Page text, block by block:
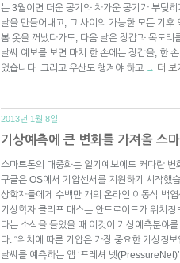
는 3월이면 더운 공기와 차가운 공기가 부딪
날을 만들어내고, 그 사이의 가능한 모든 기
봄 옷을 꺼냈다가도, 다음 날은 장갑과 목도리
날씨 예보를 보면 마치 한 손에는 장갑을, 한
었습니다. 그리고 우산도 챙겨야 하고 → 더 보
2013년 1월 8일.
기상예측에 큰 변화를 가져올 스
스마트폰의 대중화는 일기예보에도 커다란
구글은 OS에서 기압센서를 지원하기 시작했
상학자들에게 수백만 개의 온라인 이동식 백
기상학자 클리프 매스는 안드로이드가 위치
다는 소식을 들었을 때 이것이 기상예측분야
다. “위치에 따른 기압은 가장 중요한 기상정
날씨를 예측하는 앱 ‘프레셔 넷